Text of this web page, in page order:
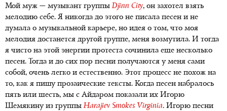
Мой муж — музыкант группыDjinn City, он захотел взять
мелодию себе. Я никогда до этого не писала песен и не
думала о музыкальной карьере, но идея о том, что моя
мелодия достанется другой группе, меня возмутила. И тогда
я чисто на этой энергии протеста сочинила еще несколько
песен. Тогда и до сих пор песни получаются у меня сами
собой, очень легко и естественно. Этот процесс не похож на
то, как я пишу прозаические тексты. Когда песен набралось
пять или шесть, мы с Айдаром показали их Игорю
Шемякину из группыHarajiev Smokes Virginia. Игорю песни